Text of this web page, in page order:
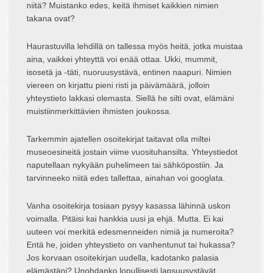
niitä? Muistanko edes, keitä ihmiset kaikkien nimien
takana ovat?
Haurastuvilla lehdillä on tallessa myös heitä, jotka muistaa
aina, vaikkei yhteyttä voi enää ottaa. Ukki, mummit,
isosetä ja -täti, nuoruusystävä, entinen naapuri. Nimien
viereen on kirjattu pieni risti ja päivämäärä, jolloin
yhteystieto lakkasi olemasta. Siellä he silti ovat, elämäni
muistiinmerkittävien ihmisten joukossa.
Tarkemmin ajatellen osoitekirjat taitavat olla miltei
museoesineitä jostain viime vuosituhansilta. Yhteystiedot
naputellaan nykyään puhelimeen tai sähköpostiin. Ja
tarvinneeko niitä edes tallettaa, ainahan voi googlata.
Vanha osoitekirja tosiaan pysyy kasassa lähinnä uskon
voimalla. Pitäisi kai hankkia uusi ja ehjä. Mutta. Ei kai
uuteen voi merkitä edesmenneiden nimiä ja numeroita?
Entä he, joiden yhteystieto on vanhentunut tai hukassa?
Jos korvaan osoitekirjan uudella, kadotanko palasia
elämästäni? Unohdanko lopullisesti lapsuusystävät,